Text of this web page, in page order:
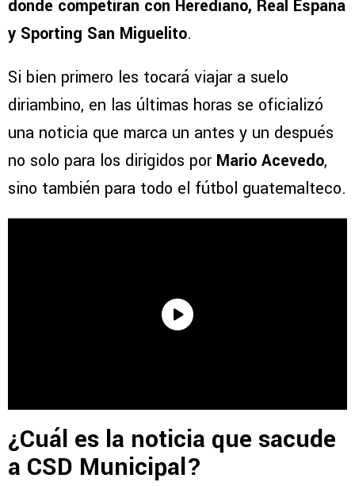
donde competirán con Herediano, Real España
y Sporting San Miguelito.
Si bien primero les tocará viajar a suelo
diriambino, en las últimas horas se oficializó
una noticia que marca un antes y un después
no solo para los dirigidos por Mario Acevedo,
sino también para todo el fútbol guatemalteco.
¿Cuál es la noticia que sacude
a CSD Municipal?